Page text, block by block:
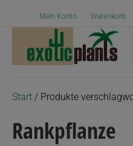
Mein Konto Warenkorb
Start / Produkte
Rankpflanze